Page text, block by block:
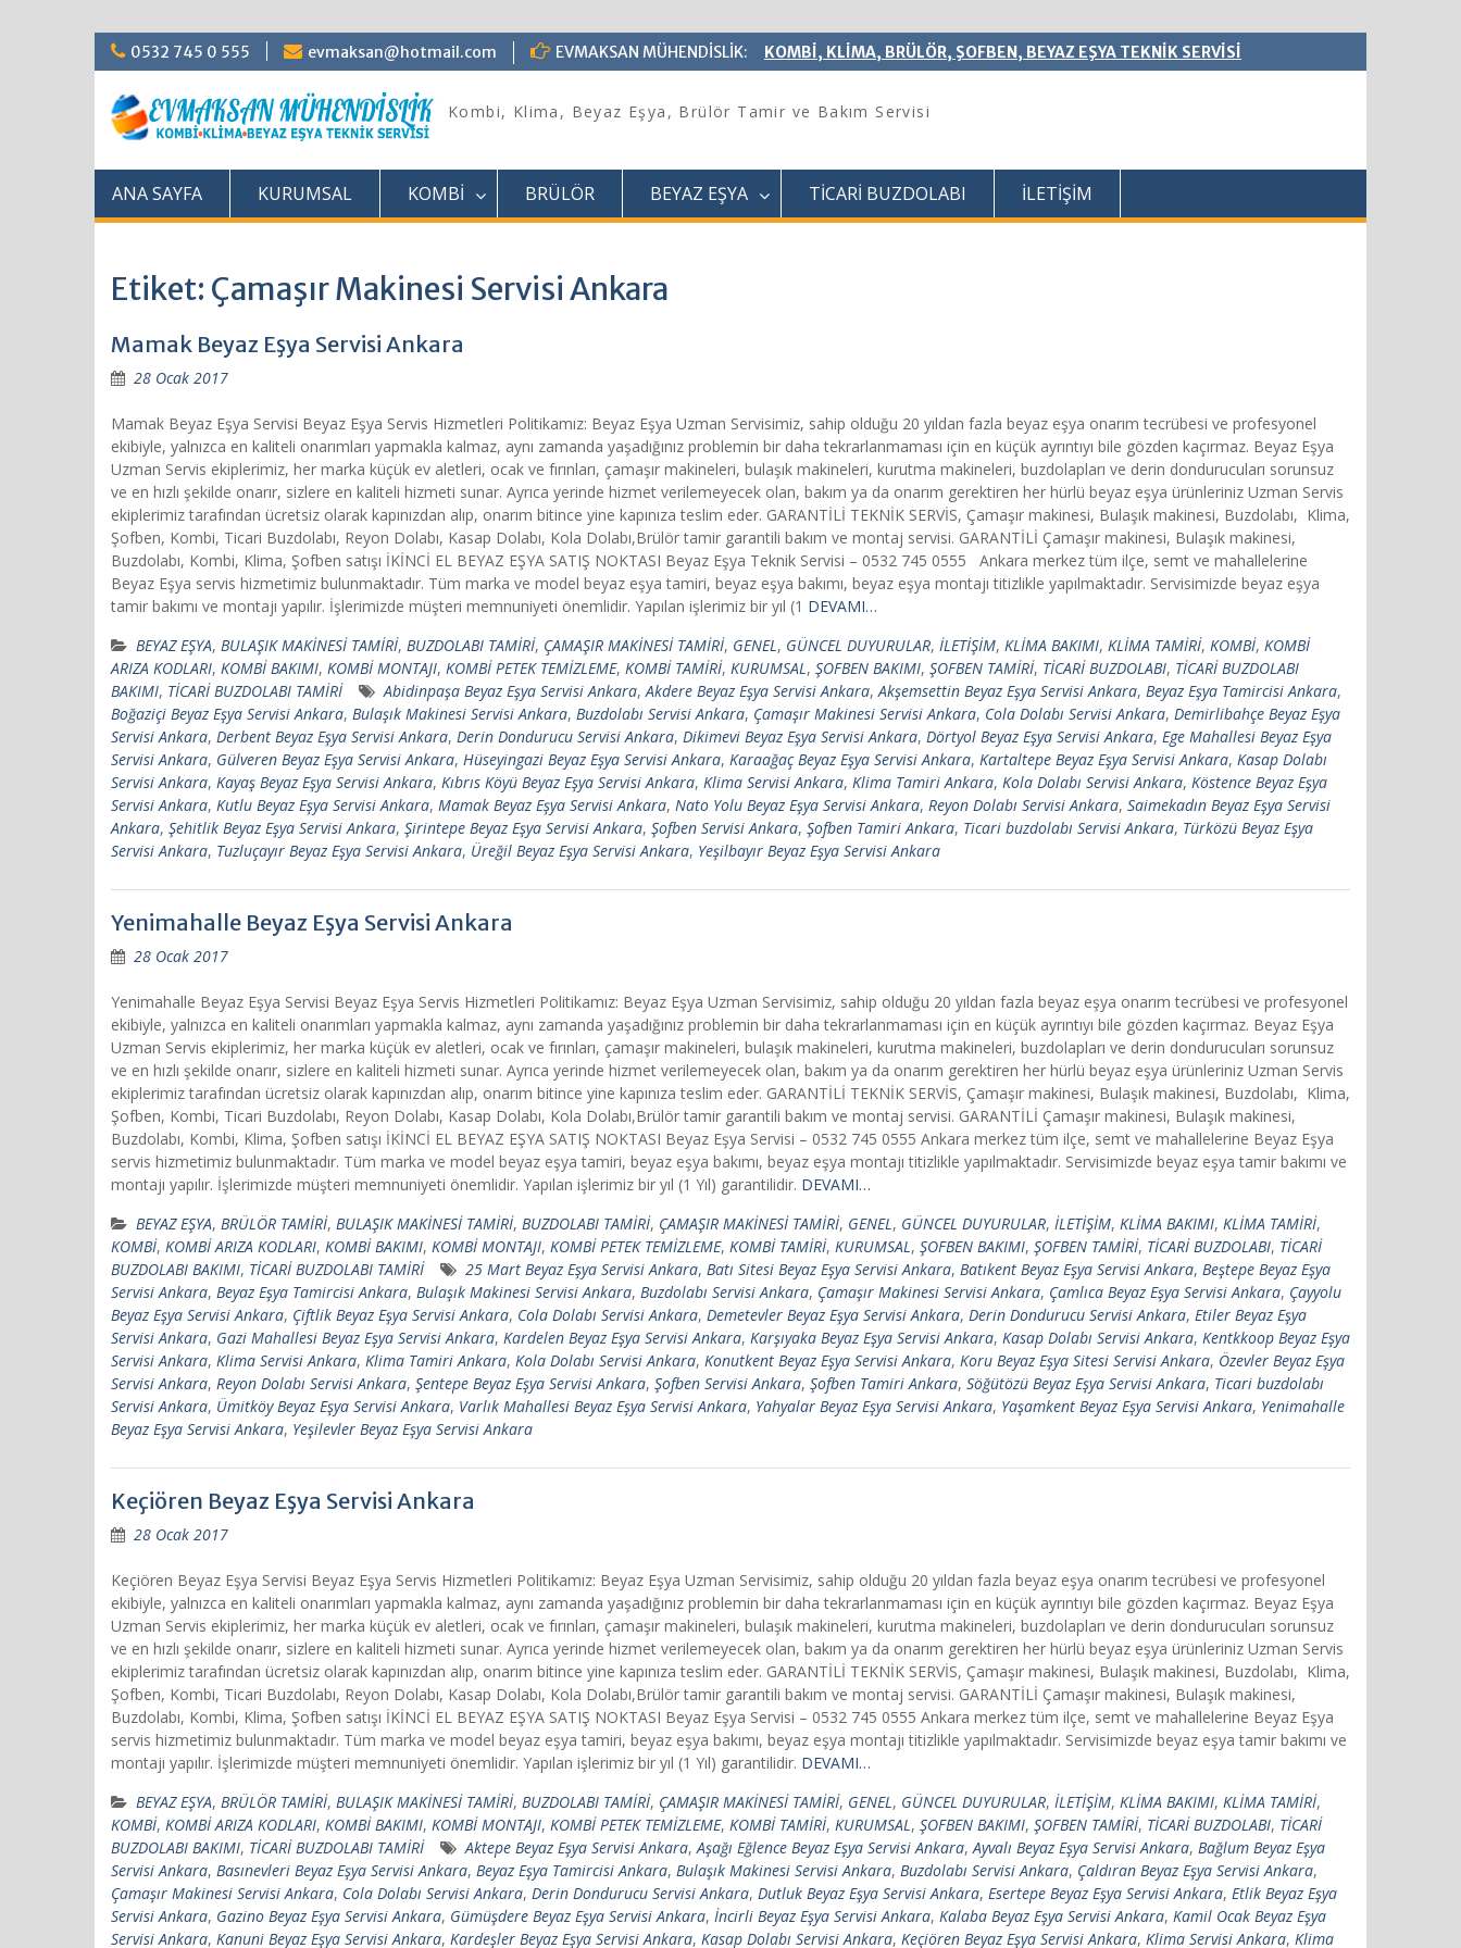
Skip
to
content
0532 745 0 555 evmaksan@hotmail.com EVMAKSAN MÜHENDİSLİK: KOMBİ, KLİMA, BRÜLÖR, ŞOFBEN, BEYAZ EŞYA TEKNİK SERVİSİ
Kombi, Klima, Beyaz Eşya, Brülör Tamir ve Bakım Servisi
ANA SAYFA KURUMSAL KOMBİ BRÜLÖR BEYAZ EŞYA TİCARİ BUZDOLABI İLETİŞİM
Etiket: Çamaşır Makinesi Servisi Ankara
Mamak Beyaz Eşya Servisi Ankara
28 Ocak 2017
Mamak Beyaz Eşya Servisi Beyaz Eşya Servis Hizmetleri Politikamız: Beyaz Eşya Uzman Servisimiz, sahip olduğu 20 yıldan fazla beyaz eşya onarım tecrübesi ve profesyonel
ekibiyle, yalnızca en kaliteli onarımları yapmakla kalmaz, aynı zamanda yaşadığınız problemin bir daha tekrarlanmaması için en küçük ayrıntıyı bile gözden kaçırmaz. Beyaz Eşya
Uzman Servis ekiplerimiz, her marka küçük ev aletleri, ocak ve fırınları, çamaşır makineleri, bulaşık makineleri, kurutma makineleri, buzdolapları ve derin dondurucuları sorunsuz
ve en hızlı şekilde onarır, sizlere en kaliteli hizmeti sunar. Ayrıca yerinde hizmet verilemeyecek olan, bakım ya da onarım gerektiren her hürlü beyaz eşya ürünleriniz Uzman Servis
ekiplerimiz tarafından ücretsiz olarak kapınızdan alıp, onarım bitince yine kapınıza teslim eder. GARANTİLİ TEKNİK SERVİS, Çamaşır makinesi, Bulaşık makinesi, Buzdolabı, Klima,
Şofben, Kombi, Ticari Buzdolabı, Reyon Dolabı, Kasap Dolabı, Kola Dolabı,Brülör tamir garantili bakım ve montaj servisi. GARANTİLİ Çamaşır makinesi, Bulaşık makinesi,
Buzdolabı, Kombi, Klima, Şofben satışı İKİNCİ EL BEYAZ EŞYA SATIŞ NOKTASI Beyaz Eşya Teknik Servisi – 0532 745 0555 Ankara merkez tüm ilçe, semt ve mahallelerine
Beyaz Eşya servis hizmetimiz bulunmaktadır. Tüm marka ve model beyaz eşya tamiri, beyaz eşya bakımı, beyaz eşya montajı titizlikle yapılmaktadır. Servisimizde beyaz eşya
tamir bakımı ve montajı yapılır. İşlerimizde müşteri memnuniyeti önemlidir. Yapılan işlerimiz bir yıl (1 DEVAMI…
BEYAZ EŞYA, BULAŞIK MAKİNESİ TAMİRİ, BUZDOLABI TAMİRİ, ÇAMAŞIR MAKİNESİ TAMİRİ, GENEL, GÜNCEL DUYURULAR, İLETİŞİM, KLİMA BAKIMI, KLİMA TAMİRİ, KOMBİ, KOMBİ
ARIZA KODLARI, KOMBİ BAKIMI, KOMBİ MONTAJI, KOMBİ PETEK TEMİZLEME, KOMBİ TAMİRİ, KURUMSAL, ŞOFBEN BAKIMI, ŞOFBEN TAMİRİ, TİCARİ BUZDOLABI, TİCARİ BUZDOLABI
BAKIMI, TİCARİ BUZDOLABI TAMİRİ Abidinpaşa Beyaz Eşya Servisi Ankara,Akdere Beyaz Eşya Servisi Ankara,Akşemsettin Beyaz Eşya Servisi Ankara, Beyaz Eşya Tamircisi Ankara,
Boğaziçi Beyaz Eşya Servisi Ankara, Bulaşık Makinesi Servisi Ankara, Buzdolabı Servisi Ankara, Çamaşır Makinesi Servisi Ankara, Cola Dolabı Servisi Ankara, Demirlibahçe Beyaz Eşya
Servisi Ankara, Derbent Beyaz Eşya Servisi Ankara, Derin Dondurucu Servisi Ankara, Dikimevi Beyaz Eşya Servisi Ankara, Dörtyol Beyaz Eşya Servisi Ankara, Ege Mahallesi Beyaz Eşya
Servisi Ankara, Gülveren Beyaz Eşya Servisi Ankara, Hüseyingazi Beyaz Eşya Servisi Ankara, Karaağaç Beyaz Eşya Servisi Ankara, Kartaltepe Beyaz Eşya Servisi Ankara, Kasap Dolabı
Servisi Ankara, Kayaş Beyaz Eşya Servisi Ankara, Kıbrıs Köyü Beyaz Eşya Servisi Ankara, Klima Servisi Ankara, Klima Tamiri Ankara, Kola Dolabı Servisi Ankara, Köstence Beyaz Eşya
Servisi Ankara, Kutlu Beyaz Eşya Servisi Ankara, Mamak Beyaz Eşya Servisi Ankara, Nato Yolu Beyaz Eşya Servisi Ankara, Reyon Dolabı Servisi Ankara, Saimekadın Beyaz Eşya Servisi
Ankara, Şehitlik Beyaz Eşya Servisi Ankara, Şirintepe Beyaz Eşya Servisi Ankara, Şofben Servisi Ankara, Şofben Tamiri Ankara, Ticari buzdolabı Servisi Ankara, Türközü Beyaz Eşya
Servisi Ankara, Tuzluçayır Beyaz Eşya Servisi Ankara, Üreğil Beyaz Eşya Servisi Ankara, Yeşilbayır Beyaz Eşya Servisi Ankara
Yenimahalle Beyaz Eşya Servisi Ankara
28 Ocak 2017
Yenimahalle Beyaz Eşya Servisi Beyaz Eşya Servis Hizmetleri Politikamız: Beyaz Eşya Uzman Servisimiz, sahip olduğu 20 yıldan fazla beyaz eşya onarım tecrübesi ve profesyonel
ekibiyle, yalnızca en kaliteli onarımları yapmakla kalmaz, aynı zamanda yaşadığınız problemin bir daha tekrarlanmaması için en küçük ayrıntıyı bile gözden kaçırmaz. Beyaz Eşya
Uzman Servis ekiplerimiz, her marka küçük ev aletleri, ocak ve fırınları, çamaşır makineleri, bulaşık makineleri, kurutma makineleri, buzdolapları ve derin dondurucuları sorunsuz
ve en hızlı şekilde onarır, sizlere en kaliteli hizmeti sunar. Ayrıca yerinde hizmet verilemeyecek olan, bakım ya da onarım gerektiren her hürlü beyaz eşya ürünleriniz Uzman Servis
ekiplerimiz tarafından ücretsiz olarak kapınızdan alıp, onarım bitince yine kapınıza teslim eder. GARANTİLİ TEKNİK SERVİS, Çamaşır makinesi, Bulaşık makinesi, Buzdolabı, Klima,
Şofben, Kombi, Ticari Buzdolabı, Reyon Dolabı, Kasap Dolabı, Kola Dolabı,Brülör tamir garantili bakım ve montaj servisi. GARANTİLİ Çamaşır makinesi, Bulaşık makinesi,
Buzdolabı, Kombi, Klima, Şofben satışı İKİNCİ EL BEYAZ EŞYA SATIŞ NOKTASI Beyaz Eşya Servisi – 0532 745 0555 Ankara merkez tüm ilçe, semt ve mahallelerine Beyaz Eşya
servis hizmetimiz bulunmaktadır. Tüm marka ve model beyaz eşya tamiri, beyaz eşya bakımı, beyaz eşya montajı titizlikle yapılmaktadır. Servisimizde beyaz eşya tamir bakımı ve
montajı yapılır. İşlerimizde müşteri memnuniyeti önemlidir. Yapılan işlerimiz bir yıl (1 Yıl) garantilidir. DEVAMI…
BEYAZ EŞYA, BRÜLÖR TAMİRİ, BULAŞIK MAKİNESİ TAMİRİ, BUZDOLABI TAMİRİ, ÇAMAŞIR MAKİNESİ TAMİRİ, GENEL, GÜNCEL DUYURULAR, İLETİŞİM, KLİMA BAKIMI, KLİMA TAMİRİ,
KOMBİ, KOMBİ ARIZA KODLARI, KOMBİ BAKIMI, KOMBİ MONTAJI, KOMBİ PETEK TEMİZLEME, KOMBİ TAMİRİ, KURUMSAL, ŞOFBEN BAKIMI, ŞOFBEN TAMİRİ, TİCARİ BUZDOLABI, TİCARİ
BUZDOLABI BAKIMI, TİCARİ BUZDOLABI TAMİRİ 25 Mart Beyaz Eşya Servisi Ankara, Batı Sitesi Beyaz Eşya Servisi Ankara, Batıkent Beyaz Eşya Servisi Ankara, Beştepe Beyaz Eşya
Servisi Ankara, Beyaz Eşya Tamircisi Ankara, Bulaşık Makinesi Servisi Ankara, Buzdolabı Servisi Ankara, Çamaşır Makinesi Servisi Ankara, Çamlıca Beyaz Eşya Servisi Ankara, Çayyolu
Beyaz Eşya Servisi Ankara, Çiftlik Beyaz Eşya Servisi Ankara, Cola Dolabı Servisi Ankara, Demetevler Beyaz Eşya Servisi Ankara, Derin Dondurucu Servisi Ankara, Etiler Beyaz Eşya
Servisi Ankara, Gazi Mahallesi Beyaz Eşya Servisi Ankara, Kardelen Beyaz Eşya Servisi Ankara, Karşıyaka Beyaz Eşya Servisi Ankara, Kasap Dolabı Servisi Ankara, Kentkkoop Beyaz Eşya
Servisi Ankara, Klima Servisi Ankara, Klima Tamiri Ankara, Kola Dolabı Servisi Ankara, Konutkent Beyaz Eşya Servisi Ankara, Koru Beyaz Eşya Sitesi Servisi Ankara, Özevler Beyaz Eşya
Servisi Ankara, Reyon Dolabı Servisi Ankara, Şentepe Beyaz Eşya Servisi Ankara, Şofben Servisi Ankara, Şofben Tamiri Ankara, Söğütözü Beyaz Eşya Servisi Ankara, Ticari buzdolabı
Servisi Ankara, Ümitköy Beyaz Eşya Servisi Ankara, Varlık Mahallesi Beyaz Eşya Servisi Ankara, Yahyalar Beyaz Eşya Servisi Ankara, Yaşamkent Beyaz Eşya Servisi Ankara, Yenimahalle
Beyaz Eşya Servisi Ankara, Yeşilevler Beyaz Eşya Servisi Ankara
Keçiören Beyaz Eşya Servisi Ankara
28 Ocak 2017
Keçiören Beyaz Eşya Servisi Beyaz Eşya Servis Hizmetleri Politikamız: Beyaz Eşya Uzman Servisimiz, sahip olduğu 20 yıldan fazla beyaz eşya onarım tecrübesi ve profesyonel
ekibiyle, yalnızca en kaliteli onarımları yapmakla kalmaz, aynı zamanda yaşadığınız problemin bir daha tekrarlanmaması için en küçük ayrıntıyı bile gözden kaçırmaz. Beyaz Eşya
Uzman Servis ekiplerimiz, her marka küçük ev aletleri, ocak ve fırınları, çamaşır makineleri, bulaşık makineleri, kurutma makineleri, buzdolapları ve derin dondurucuları sorunsuz
ve en hızlı şekilde onarır, sizlere en kaliteli hizmeti sunar. Ayrıca yerinde hizmet verilemeyecek olan, bakım ya da onarım gerektiren her hürlü beyaz eşya ürünleriniz Uzman Servis
ekiplerimiz tarafından ücretsiz olarak kapınızdan alıp, onarım bitince yine kapınıza teslim eder. GARANTİLİ TEKNİK SERVİS, Çamaşır makinesi, Bulaşık makinesi, Buzdolabı, Klima,
Şofben, Kombi, Ticari Buzdolabı, Reyon Dolabı, Kasap Dolabı, Kola Dolabı,Brülör tamir garantili bakım ve montaj servisi. GARANTİLİ Çamaşır makinesi, Bulaşık makinesi,
Buzdolabı, Kombi, Klima, Şofben satışı İKİNCİ EL BEYAZ EŞYA SATIŞ NOKTASI Beyaz Eşya Servisi – 0532 745 0555 Ankara merkez tüm ilçe, semt ve mahallelerine Beyaz Eşya
servis hizmetimiz bulunmaktadır. Tüm marka ve model beyaz eşya tamiri, beyaz eşya bakımı, beyaz eşya montajı titizlikle yapılmaktadır. Servisimizde beyaz eşya tamir bakımı ve
montajı yapılır. İşlerimizde müşteri memnuniyeti önemlidir. Yapılan işlerimiz bir yıl (1 Yıl) garantilidir. DEVAMI…
BEYAZ EŞYA, BRÜLÖR TAMİRİ, BULAŞIK MAKİNESİ TAMİRİ, BUZDOLABI TAMİRİ, ÇAMAŞIR MAKİNESİ TAMİRİ, GENEL, GÜNCEL DUYURULAR, İLETİŞİM, KLİMA BAKIMI, KLİMA TAMİRİ,
KOMBİ, KOMBİ ARIZA KODLARI, KOMBİ BAKIMI, KOMBİ MONTAJI, KOMBİ PETEK TEMİZLEME, KOMBİ TAMİRİ, KURUMSAL, ŞOFBEN BAKIMI, ŞOFBEN TAMİRİ, TİCARİ BUZDOLABI, TİCARİ
BUZDOLABI BAKIMI, TİCARİ BUZDOLABI TAMİRİ Aktepe Beyaz Eşya Servisi Ankara,Aşağı Eğlence Beyaz Eşya Servisi Ankara,Ayvalı Beyaz Eşya Servisi Ankara, Bağlum Beyaz Eşya
Servisi Ankara, Basınevleri Beyaz Eşya Servisi Ankara, Beyaz Eşya Tamircisi Ankara, Bulaşık Makinesi Servisi Ankara, Buzdolabı Servisi Ankara, Çaldıran Beyaz Eşya Servisi Ankara,
Çamaşır Makinesi Servisi Ankara, Cola Dolabı Servisi Ankara, Derin Dondurucu Servisi Ankara, Dutluk Beyaz Eşya Servisi Ankara, Esertepe Beyaz Eşya Servisi Ankara, Etlik Beyaz Eşya
Servisi Ankara, Gazino Beyaz Eşya Servisi Ankara, Gümüşdere Beyaz Eşya Servisi Ankara, İncirli Beyaz Eşya Servisi Ankara, Kalaba Beyaz Eşya Servisi Ankara, Kamil Ocak Beyaz Eşya
Servisi Ankara, Kanuni Beyaz Eşya Servisi Ankara, Kardeşler Beyaz Eşya Servisi Ankara, Kasap Dolabı Servisi Ankara, Keçiören Beyaz Eşya Servisi Ankara, Klima Servisi Ankara, Klima